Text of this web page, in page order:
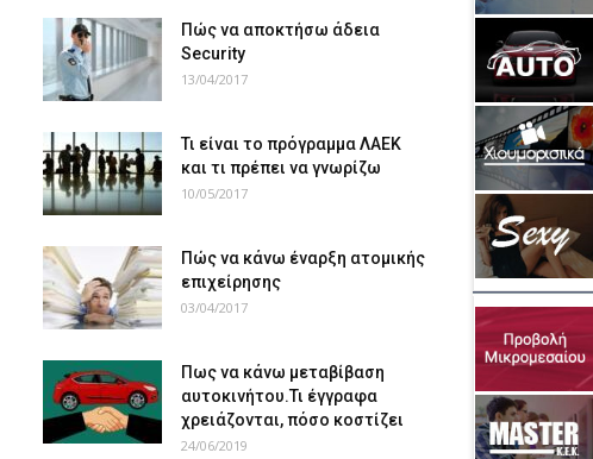
Πώς να αποκτήσω άδεια
Security
13/04/2017
Τι είναι το πρόγραμμα ΛΑΕΚ
και τι πρέπει να γνωρίζω
10/05/2017
Πώς να κάνω έναρξη ατομικής
επιχείρησης
03/04/2017
Πως να κάνω μεταβίβαση
αυτοκινήτου.Τι έγγραφα
χρειάζονται, πόσο κοστίζει
24/06/2019